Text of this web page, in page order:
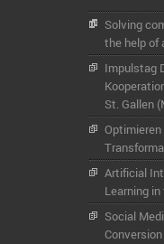
Solving
the help of
Impulstag
St. Gallen
Artificial
Learning
Social